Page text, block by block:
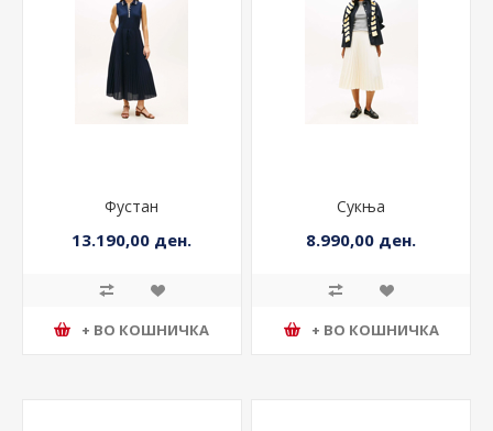
Фустан
13.190,00 ден.
+ ВО КОШНИЧКА
Сукња
8.990,00 ден.
+ ВО КОШНИЧКА